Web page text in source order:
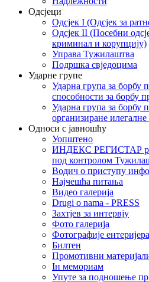
Одсјеци
Одсјек I (Одсјек за
Одсјек II (Посебни
криминал и корупцију)
Управа Тужилаштва
Подршка свједоцима
Ударне групе
Ударна група за борбу
способности за борбу
Ударна група за борбу
организиране
Односи с јавношћу
Уопштено
ИНДЕКС РЕГИСТАР
под контролом
Водич о приступу
Најчешћа питања
Видео галерија
Drugi o nama - PRESS
Захтјев за интервју
Фото галерија
Фотографије
Билтен
Промотивни
Iн мемориам
Упуте за подношење